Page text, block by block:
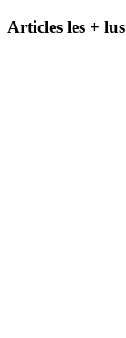
Articles les + lus